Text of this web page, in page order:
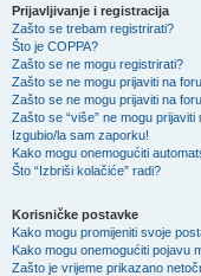
Prijavljivanje i registracija
Zašto se trebam registrirati?
Što je COPPA?
Zašto se ne mogu registrirati?
Zašto se ne mogu prijaviti na
Zašto se ne mogu prijaviti na
Zašto se “više” ne mogu prijaviti
Izgubio/la sam zaporku!
Kako mogu onemogućiti
Što “Izbriši kolačiće” radi?
Korisničke postavke
Kako mogu promijeniti svoje
Kako mogu onemogućiti pojavu
Zašto je vrijeme prikazano